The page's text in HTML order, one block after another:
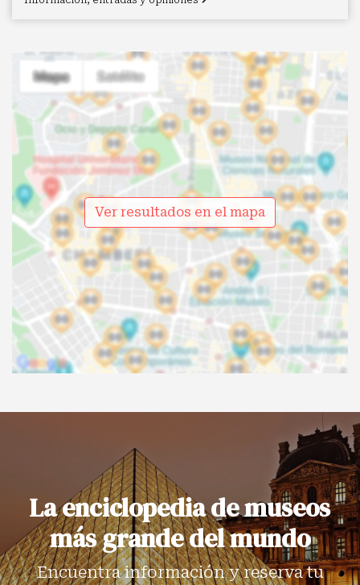
Ver resultados en el mapa
La enciclopedia de museos
más grande del mundo
Encuentra información y reserva tu